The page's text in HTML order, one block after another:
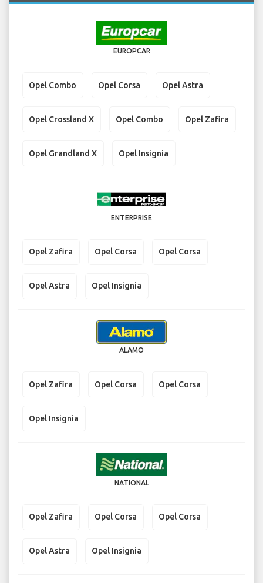
EUROPCAR
Opel Combo Opel Corsa Opel Astra
Opel Crossland X Opel Combo Opel Zafira
Opel Grandland X Opel Insignia
ENTERPRISE
Opel Zafira Opel Corsa Opel Corsa
Opel Astra Opel Insignia
ALAMO
Opel Zafira Opel Corsa Opel Corsa
Opel Insignia
NATIONAL
Opel Zafira Opel Corsa Opel Corsa
Opel Astra Opel Insignia